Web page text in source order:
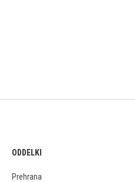
ODDELKI
Prehrana